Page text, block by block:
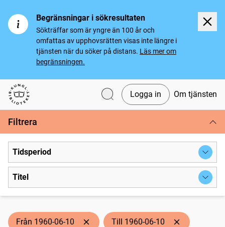
Begränsningar i sökresultaten
Sökträffar som är yngre än 100 år och
omfattas av upphovsrätten visas inte längre i
tjänsten när du söker på distans. Läs mer om
begränsningen.
Svenska tidningar
Logga in Om tjänsten
Filtrera
Tidsperiod
Titel
Från 1960-06-10 Till 1960-06-10